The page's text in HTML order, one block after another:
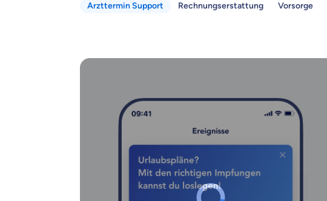
Arzttermin Support Rechnungserstattung Vorsorge